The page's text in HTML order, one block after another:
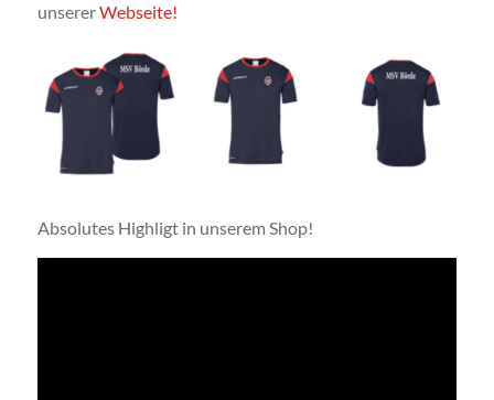
unsererWebseite!
Absolutes Highligt in unserem Shop!